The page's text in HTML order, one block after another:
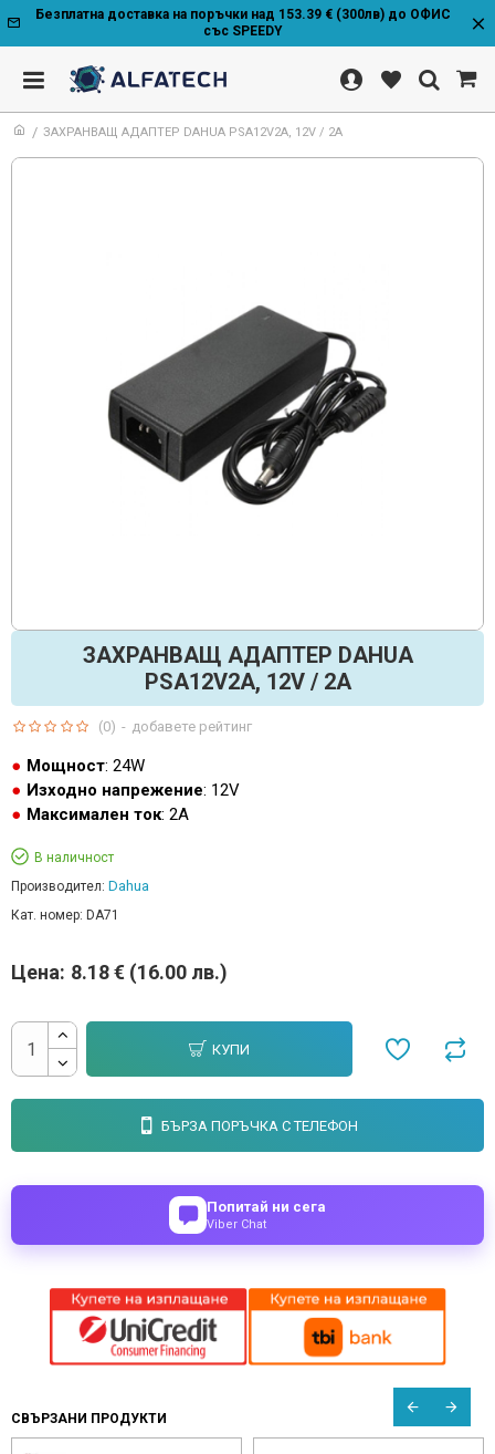
Безплатна доставка на поръчки над 153.39 € (300лв) до ОФИС
със SPEEDY
ЗАХРАНВАЩ АДАПТЕР DAHUA PSA12V2A, 12V / 2A
ЗАХРАНВАЩ АДАПТЕР DAHUA
PSA12V2A, 12V / 2A
Мощност: 24W
Изходно напрежение: 12V
Максимален ток: 2A
В наличност
Производител: Dahua
Кат. номер: DA71
(0) - добавете рейтинг
Цена: 8.18 € (16.00 лв.)
КУПИ
БЪРЗА ПОРЪЧКА С ТЕЛЕФОН
Попитай ни сега
Viber Chat
СВЪРЗАНИ ПРОДУКТИ